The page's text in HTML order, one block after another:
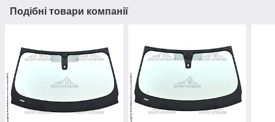
Подібні товари компанії